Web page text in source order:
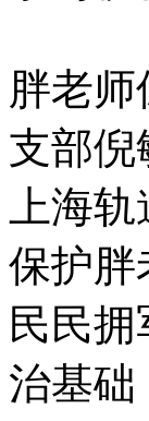
胖老
支部倪
上海
保护胖
民民
治基础